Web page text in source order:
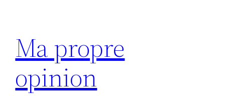
contenu
Ma propre
opinion